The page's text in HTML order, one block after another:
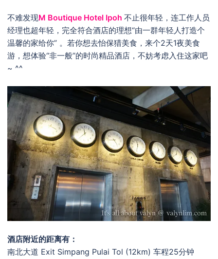
不难发现M Boutique Hotel Ipoh 不止很年轻，连工作人员
经理也超年轻，完全符合酒店的理想“由一群年轻人打造个
温馨的家给你” 。若你想去怡保猎美食，来个2天1夜美食
游，想体验“非一般”的时尚精品酒店，不妨考虑入住这家吧
~ ^^
酒店附近的距离有：
南北大道 Exit Simpang Pulai Tol (12km) 车程25分钟